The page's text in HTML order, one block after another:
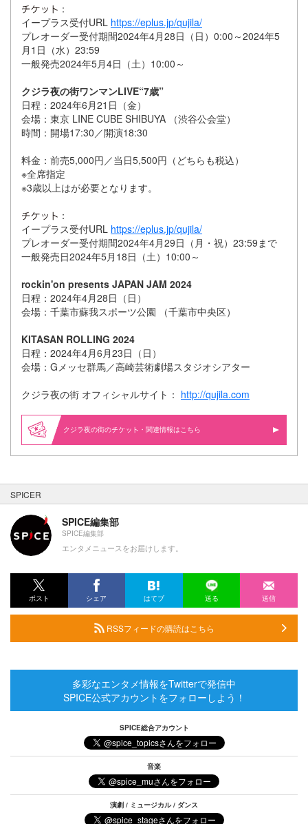
：
イープラス受付URL https://eplus.jp/qujila/
プレオーダー受付期間2024年4月28日（日）0:00～2024年5
月1日（水）23:59
一般発売2024年5月4日（土）10:00～
クジラ夜の街ワンマンLIVE“7歳”
日程：2024年6月21日（金）
会場：東京 LINE CUBE SHIBUYA （渋谷公会堂）
時間：開場17:30／開演18:30
料金：前売5,000円／当日5,500円（どちらも税込）
※全席指定
※3歳以上はが必要となります。
：
イープラス受付URL https://eplus.jp/qujila/
プレオーダー受付期間2024年4月29日（月・祝）23:59まで
一般発売日2024年5月18日（土）10:00～
rockin'on presents JAPAN JAM 2024
日程：2024年4月28日（日）
会場：千葉市蘇我スポーツ公園 （千葉市中央区）
KITASAN ROLLING 2024
日程：2024年4月6月23日（日）
会場：Gメッセ群馬／高崎芸術劇場スタジオシアター
クジラ夜の街 オフィシャルサイト： http://qujila.com
クジラ夜の街の ・関連情報はこちら
SPICER
SPICE編集部
SPICE編集部
エンタメニュースをお届けします。
ポスト シェア はてブ 送る 送信
RSSフィードの購読はこちら
多彩なエンタメ情報をTwitterで発信中
SPICE公式アカウントをフォローしよう！
SPICE総合アカウント
音楽
演劇 / ミュージカル / ダンス